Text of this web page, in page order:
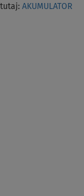
tutaj: AKUMULATOR